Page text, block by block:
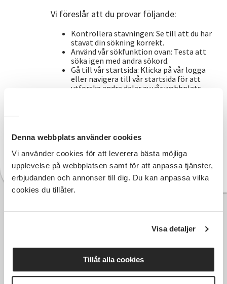
Denna webbplats använder cookies
Vi använder cookies för att leverera bästa möjliga
upplevelse på webbplatsen samt för att anpassa tjänster,
erbjudanden och annonser till dig. Du kan anpassa vilka
cookies du tillåter.
Visa detaljer
Tillåt alla cookies
Vi föreslår att du provar följande:
Kontrollera stavningen: Se till att du har
stavat din sökning korrekt.
Använd vår sökfunktion ovan: Testa att
söka igen med andra sökord.
Gå till vår startsida: Klicka på vår logga
eller navigera till vår startsida för att
utforska andra delar av vår webbplats.
dina frågor.
Tack för ditt tålamod och för att du
besöker vår webbplats!